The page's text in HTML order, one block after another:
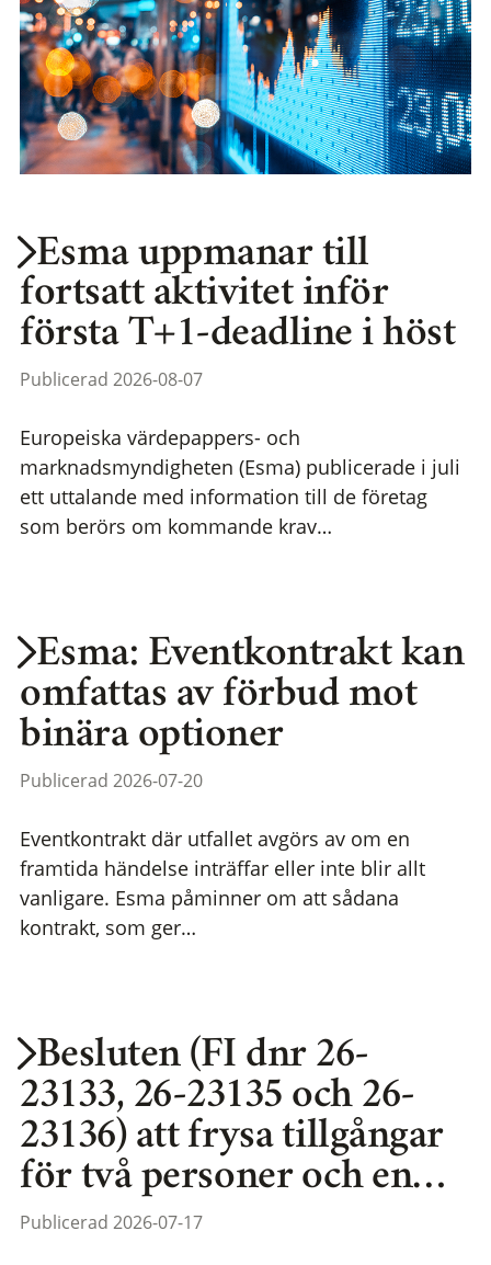
Esma uppmanar till
fortsatt aktivitet inför
första T+1-deadline i höst
Publicerad 2026-08-07
Europeiska värdepappers- och
marknadsmyndigheten (Esma) publicerade i juli
ett uttalande med information till de företag
som berörs om kommande krav…
Esma: Eventkontrakt kan
omfattas av förbud mot
binära optioner
Publicerad 2026-07-20
Eventkontrakt där utfallet avgörs av om en
framtida händelse inträffar eller inte blir allt
vanligare. Esma påminner om att sådana
kontrakt, som ger…
Besluten (FI dnr 26-
23133, 26-23135 och 26-
23136) att frysa tillgångar
för två personer och en…
Publicerad 2026-07-17